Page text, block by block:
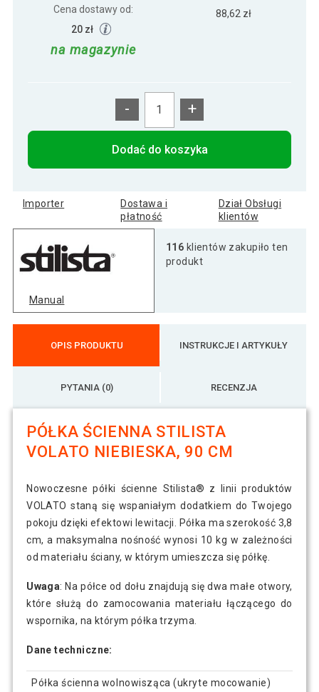
Półka ścienna STILISTA Volato
wolnowisząca niebieska, 70 cm
Półka ścienna Stylist Volato, 30 cm,
53 zł
Półka ścienna Stylist Volato, 80 cm,
niebieska
100 zł
niebieska
Cena dostawy od:
20 zł
na magazynie
88,62 zł
- +
Dodać do koszyka
Importer
Dostawa i
płatność
Dział Obsługi
klientów
Manual
116 klientów zakupiło ten
produkt
OPIS PRODUKTU INSTRUKCJE I ARTYKUŁY
PYTANIA (0) RECENZJA
PÓŁKA ŚCIENNA STILISTA
VOLATO NIEBIESKA, 90 CM
Nowoczesne półki ścienne Stilista® z linii produktów
VOLATO staną się wspaniałym dodatkiem do Twojego
pokoju dzięki efektowi lewitacji. Półka ma szerokość 3,8
cm, a maksymalna nośność wynosi 10 kg w zależności
od materiału ściany, w którym umieszcza się półkę.
Uwaga: Na półce od dołu znajdują się dwa małe otwory,
które służą do zamocowania materiału łączącego do
wspornika, na którym półka trzyma.
Dane techniczne:
Półka ścienna wolnowisząca (ukryte mocowanie)